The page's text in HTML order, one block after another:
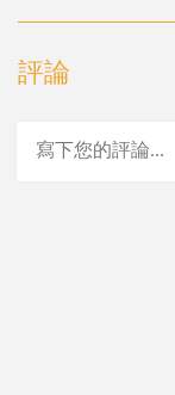
評論